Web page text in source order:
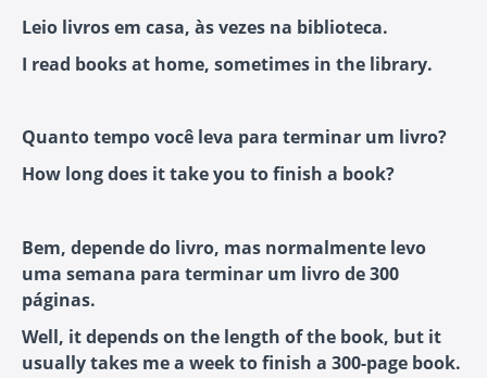
Leio livros em casa, às vezes na biblioteca.
I read books at home, sometimes in the library.
Quanto tempo você leva para terminar um livro?
How long does it take you to finish a book?
Bem, depende do livro, mas normalmente levo
uma semana para terminar um livro de 300
páginas.
Well, it depends on the length of the book, but it
usually takes me a week to finish a 300-page book.